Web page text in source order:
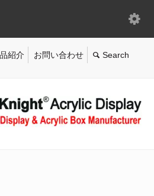
紹介 お問い合わせ